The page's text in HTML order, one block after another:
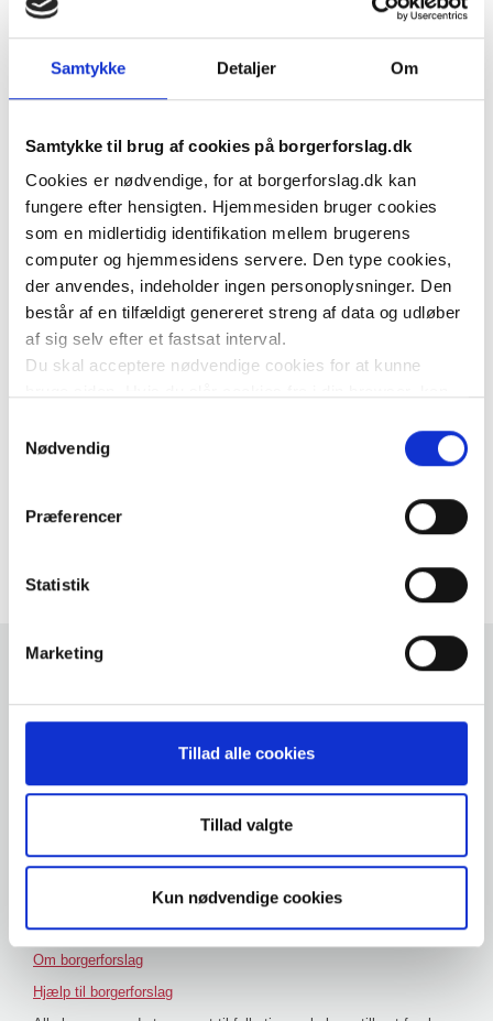
Samtykke Detaljer Om
Samtykke til brug af cookies på borgerforslag.dk
Cookies er nødvendige, for at borgerforslag.dk kan
fungere efter hensigten. Hjemmesiden bruger cookies
som en midlertidig identifikation mellem brugerens
computer og hjemmesidens servere. Den type cookies,
der anvendes, indeholder ingen personoplysninger. Den
består af en tilfældigt genereret streng af data og udløber
af sig selv efter et fastsat interval.
Du skal acceptere nødvendige cookies for at kunne
hovedstiller, acceptere at være medstiller af forslag eller
Folketinget bruger statistik cookies til at undersøge,
hvordan hjemmesiden bliver anvendt for at forbedre
kan ikke henføres til navngivne brugere
Nødvendig
Præferencer
Statistik
Marketing
Tillad alle cookies
Tillad valgte
Kun nødvendige cookies
LÆS OP
Vejledning til hovedstillere
hovedstiller.
Læs mere
Vejledning til medstillere
En medstiller står bag borgerforslaget sammen med
hovedstilleren.
Læs mere
Vejledning til støttere
En støtter er en borger, der ønsker at støtte et
Læs mere
Tilbage til forside
Andre hjemmesider
Tilgængelighedserklæring
Ændring af cookiesamtykke
Forside
Vejledninger
Ikkedigitale borgere
Ofte stillede spørgsmål
Om borgerforslag
Hjælp til borgerforslag